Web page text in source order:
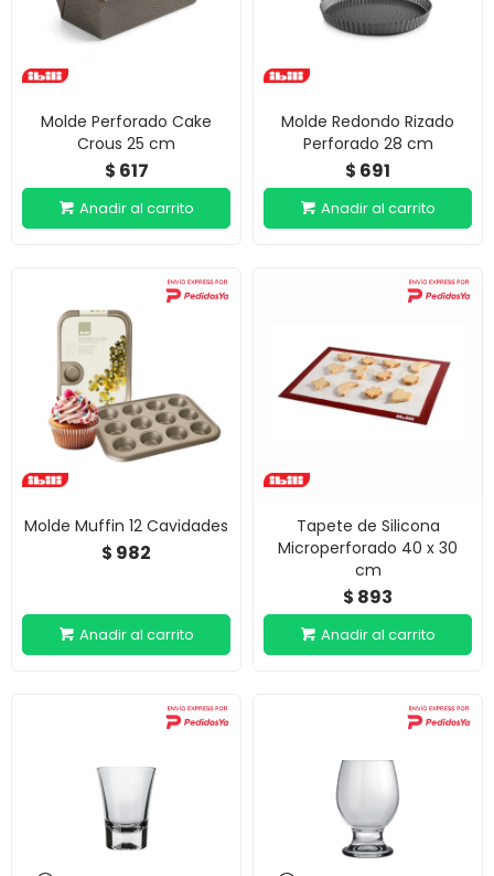
Molde Perforado Cake
Crous 25 cm
$ 617
Molde Redondo Rizado
Perforado 28 cm
$ 691
Molde Muffin 12 Cavidades
$ 982
Tapete de Silicona
Microperforado 40 x 30
cm
$ 893